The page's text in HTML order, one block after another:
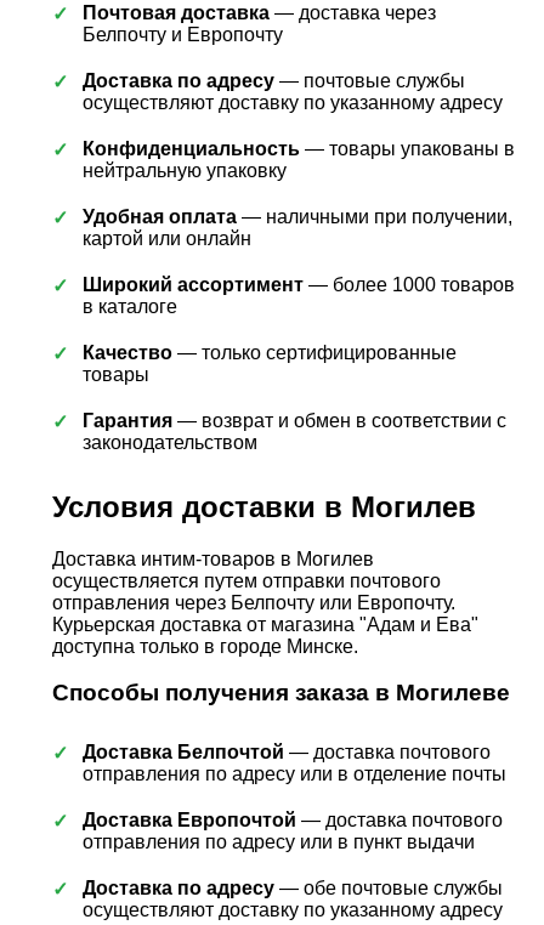
Почтовая доставка — доставка через
Белпочту и Европочту
Доставка по адресу — почтовые службы
осуществляют доставку по указанному адресу
Конфиденциальность — товары упакованы в
нейтральную упаковку
Удобная оплата — наличными при получении,
картой или онлайн
Широкий ассортимент — более 1000 товаров
в каталоге
Качество — только сертифицированные
товары
Гарантия — возврат и обмен в соответствии с
законодательством
Условия доставки в Могилев
Доставка интим-товаров в Могилев
осуществляется путем отправки почтового
отправления через Белпочту или Европочту.
Курьерская доставка от магазина "Адам и Ева"
доступна только в городе Минске.
Способы получения заказа в Могилеве
Доставка Белпочтой — доставка почтового
отправления по адресу или в отделение почты
Доставка Европочтой — доставка почтового
отправления по адресу или в пункт выдачи
Доставка по адресу — обе почтовые службы
осуществляют доставку по указанному адресу